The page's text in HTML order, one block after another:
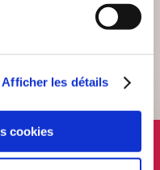
Afficher les détails
cookies